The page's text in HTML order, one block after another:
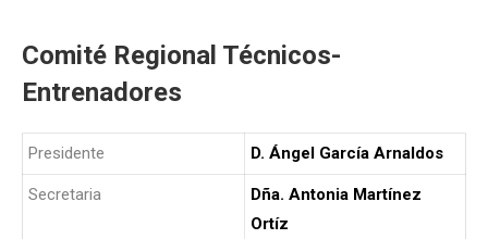
Comité Regional Técnicos-
Entrenadores
Presidente D. Ángel García Arnaldos
Secretaria
Dña. Antonia Martínez
Ortíz